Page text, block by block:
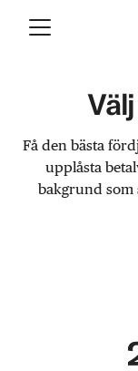
Få den bästa
upplåsta
bakgrund som